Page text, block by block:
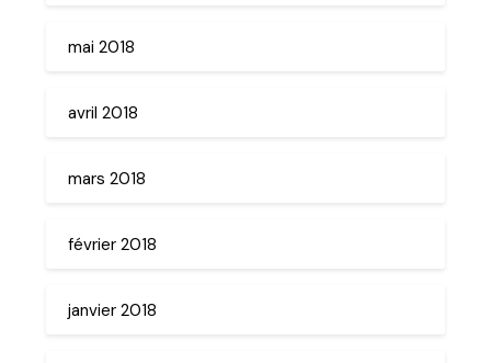
mai 2018
avril 2018
mars 2018
février 2018
janvier 2018